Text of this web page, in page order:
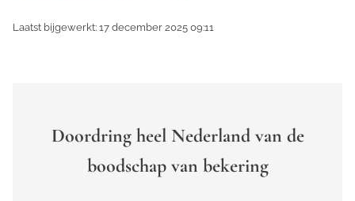
Laatst bijgewerkt: 17 december 2025 09:11
Doordring heel Nederland van de
boodschap van bekering